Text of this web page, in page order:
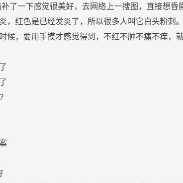
补了一下感觉很美好，去网络上一搜图，直接想
，红色是已经发炎了，所以很多人叫它白头粉刺 。
候，要用手摸才感觉得到，不红不肿不痛不痒，